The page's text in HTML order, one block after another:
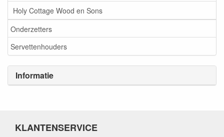
Holy Cottage Wood en Sons
Onderzetters
Servettenhouders
Informatie
KLANTENSERVICE